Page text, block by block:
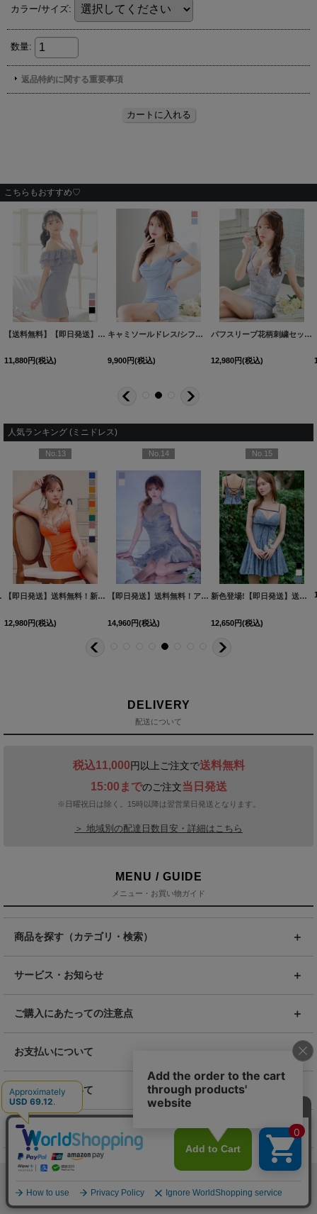
こちらもおすすめ♡
S3132YN] [S3168YN]
【送料無料】【即日発送】ビジューキャミソールオフショルシフォンミニドレス/キャバドレス【XS-Lサイズ/4カラー】[OF01] 【SB】dzc
11,880円(税込)
キャミソールドレス/シフォン/オフショルダー/ベアトップ/パール紐/谷間見せ/背中見せ/ミニドレス/キャバドレス【XS-Lサイズ/2カラー】[OF03] 【YN】dzj
9,900円(税込)
パフスリーブ花柄刺繍セットアップミニドレス/キャバドレス【XS-Mサイズ/1カラー】[OF03] 【YN】dzwv
12,980円(税込)
人気ランキング (ミニドレス)
260706-1
[3740SBdzmvSK-260721-1] [3761SBdzquAGO-260706-2]
ラー】[OF01]【SB】IA
No.13
【即日発送】送料無料！新色登場！ビジューキャミソールミニドレス/キャバドレス 【XS-Mサイズ / 10カラー】[OF03-X] 【YN】dzw
12,980円(税込)
No.14
【即日発送】送料無料！アメスリ/ビジュー/シアー/シフォン/チュール/ティアード/フレア/ミニドレス/キャバドレス【XS-Mサイズ/2カラー】[OF03]【YN】dzwuBF
14,960円(税込)
No.15
新色登場!【即日発送】送料無料!バックレースアップ/リボン/キャミソール/フレア/ミニドレス/キャバドレス【XS-Sサイズ/3カラー】[OF03]【YN】dzjvBF【一部予約商品/9月上旬発送予定】
12,650円(税込)
DELIVERY
配送について
税込11,000円以上ご注文で送料無料
15:00までのご注文当日発送
※日曜祝日は除く。15時以降は翌営業日発送となります。
＞ 地域別の配達日数目安・詳細はこちら
MENU / GUIDE
メニュー・お買い物ガイド
商品を探す（カテゴリ・検索）
サービス・お知らせ
ご購入にあたっての注意点
お支払いについて
返品交換について
お問い合わせ